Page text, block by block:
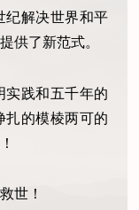
解决世界和平
供了新范式。
实践和五千年的
扎的模棱两可的
世！